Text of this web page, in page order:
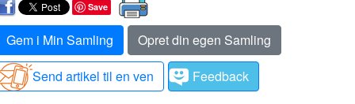
Save
Gem i Min Samling
Opret din egen Samling
Send artikel til en ven
Feedback